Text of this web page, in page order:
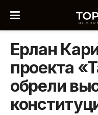
Ерлан
проекта
обрели